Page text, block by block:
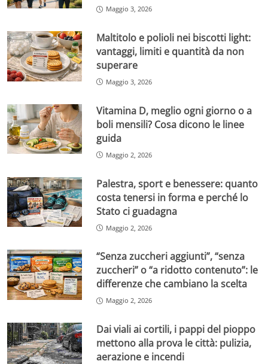
Maggio 3, 2026
Maltitolo e polioli nei biscotti light:
vantaggi, limiti e quantità da non
superare
Maggio 3, 2026
Vitamina D, meglio ogni giorno o a
boli mensili? Cosa dicono le linee
guida
Maggio 2, 2026
Palestra, sport e benessere: quanto
costa tenersi in forma e perché lo
Stato ci guadagna
Maggio 2, 2026
“Senza zuccheri aggiunti”, “senza
zuccheri” o “a ridotto contenuto”: le
differenze che cambiano la scelta
Maggio 2, 2026
Dai viali ai cortili, i pappi del pioppo
mettono alla prova le città: pulizia,
aerazione e incendi